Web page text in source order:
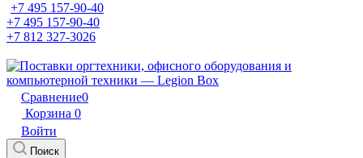
+7 495 157-90-40
+7 495 157-90-40
+7 812 327-3026
Сравнение0
Корзина 0
Войти
Поиск